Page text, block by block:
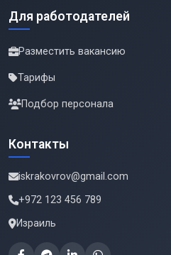
Для работодателей
Разместить вакансию
Тарифы
Подбор персонала
Контакты
iskrakovrov@gmail.com
+972 123 456 789
Израиль